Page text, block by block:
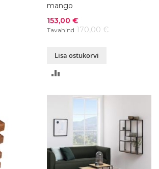
mango
Soodushind
153,00 €
Tavahind 170,00 €
Lisa ostukorvi